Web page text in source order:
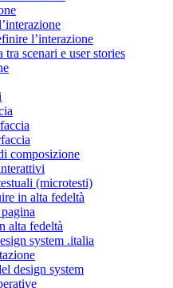
l’interazione
scenari e user stories
composizione
(microtesti)
in alta fedeltà
alta fedeltà
system .italia
design system